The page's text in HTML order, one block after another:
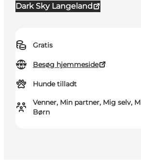
Dark Sky Langeland
Gratis
Besøg hjemmeside
Hunde tilladt
Venner, Min partner, Mig selv,
Børn